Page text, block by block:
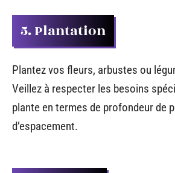
5. Plantation
Plantez vos fleurs, arbustes ou
Veillez à respecter les besoins
plante en termes de profondeur de
d’espacement.